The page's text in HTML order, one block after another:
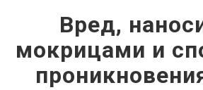
Вред,
мокрицами и